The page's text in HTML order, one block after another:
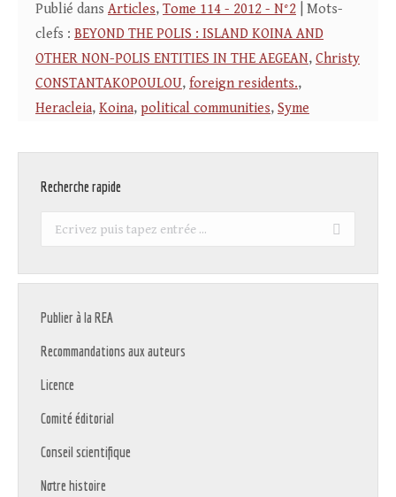
Publié dans Articles, Tome 114 - 2012 - N°2 | Mots-
clefs : BEYOND THE POLIS : ISLAND KOINA AND
OTHER NON-POLIS ENTITIES IN THE AEGEAN, Christy
CONSTANTAKOPOULOU, foreign residents.,
Heracleia, Koina, political communities, Syme
Recherche rapide
Recherche
Publier à la REA
Recommandations aux auteurs
Licence
Comité éditorial
Conseil scientifique
Notre histoire